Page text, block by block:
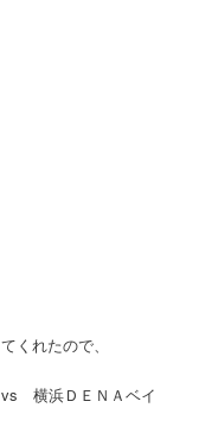
くれたので、
横浜ＤＥＮＡベイ